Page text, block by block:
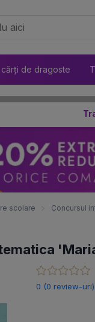
de dragoste
scolare Concursul
0 (0 review-uri)